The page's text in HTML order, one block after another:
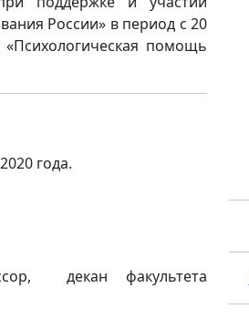
России» в период с 20
помощь
года.
декан факультета